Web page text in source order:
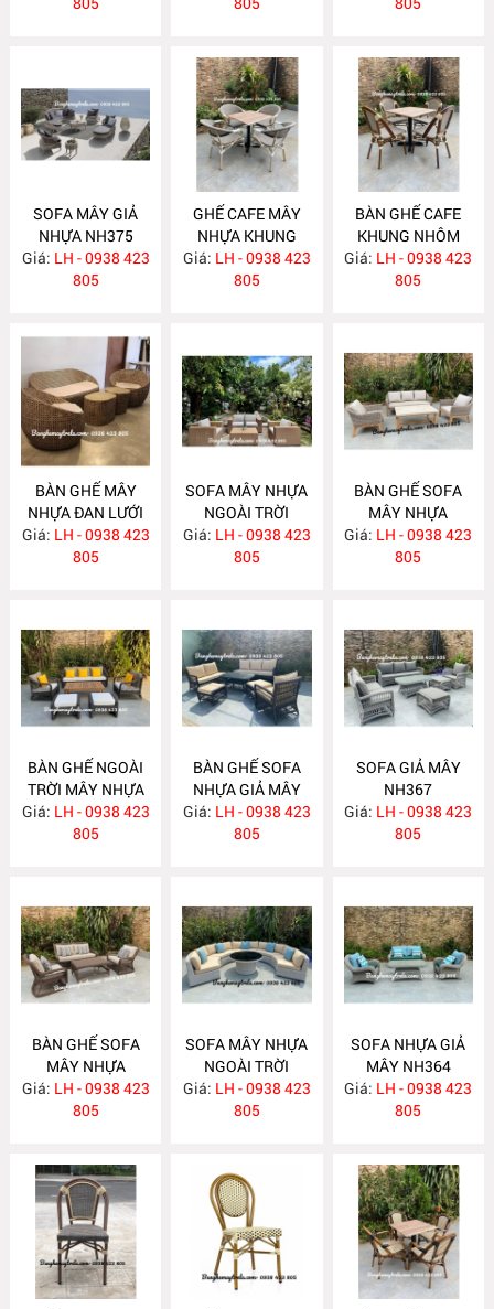
SOFA MÂY GIẢ
NHỰA NH375
Giá: LH - 0938 423
805
GHẾ CAFE MÂY
NHỰA KHUNG
NHÔM NH374
Giá: LH - 0938 423
805
BÀN GHẾ CAFE
KHUNG NHÔM
MÂY NHỰA
NH373
Giá: LH - 0938 423
805
BÀN GHẾ MÂY
NHỰA ĐAN LƯỚI
MẮT CÁO NH372
Giá: LH - 0938 423
805
SOFA MÂY NHỰA
NGOÀI TRỜI
NH371
Giá: LH - 0938 423
805
BÀN GHẾ SOFA
MÂY NHỰA
NH370
Giá: LH - 0938 423
805
BÀN GHẾ NGOÀI
TRỜI MÂY NHỰA
NH369
Giá: LH - 0938 423
805
BÀN GHẾ SOFA
NHỰA GIẢ MÂY
NH368
Giá: LH - 0938 423
805
SOFA GIẢ MÂY
NH367
Giá: LH - 0938 423
805
BÀN GHẾ SOFA
MÂY NHỰA
NH366
Giá: LH - 0938 423
805
SOFA MÂY NHỰA
NGOÀI TRỜI
NH365
Giá: LH - 0938 423
805
SOFA NHỰA GIẢ
MÂY NH364
Giá: LH - 0938 423
805